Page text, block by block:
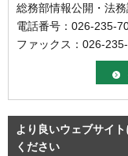
総務部情報公開・法務
電話番号：026-235-
ファックス：026-
より良いウェブサイ
ください